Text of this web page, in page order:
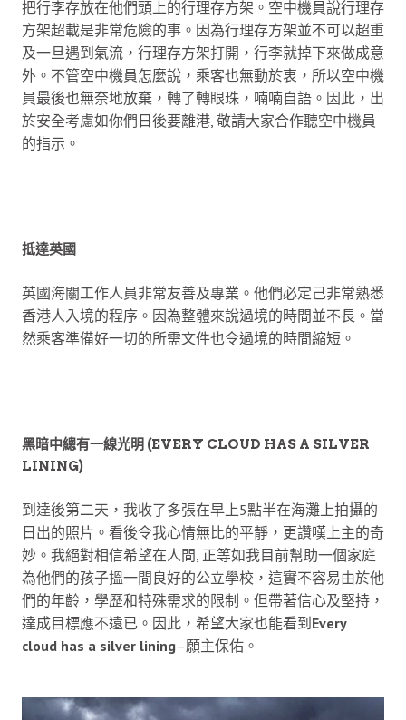
把行李存放在他們頭上的行理存方架。空中機員說行理存
方架超載是非常危險的事。因為行理存方架並不可以超重
及一旦遇到氣流，行理存方架打開，行李就掉下來做成意
外。不管空中機員怎麼說，乘客也無動於衷，所以空中機
員最後也無奈地放棄，轉了轉眼珠，喃喃自語。因此，出
於安全考慮如你們日後要離港, 敬請大家合作聽空中機員
的指示。
抵達英國
英國海關工作人員非常友善及專業。他們必定己非常熟悉
香港人入境的程序。因為整體來說過境的時間並不長。當
然乘客準備好一切的所需文件也令過境的時間縮短。
黑暗中總有一線光明 (EVERY CLOUD HAS A SILVER
LINING)
到達後第二天，我收了多張在早上5點半在海灘上拍攝的
日出的照片。看後令我心情無比的平靜，更讚嘆上主的奇
妙。我絕對相信希望在人間, 正等如我目前幫助一個家庭
為他們的孩子搵一間良好的公立學校，這實不容易由於他
們的年齡，學歷和特殊需求的限制。但帶著信心及堅持，
達成目標應不遠已。因此，希望大家也能看到Every
cloud has a silver lining–願主保佑。